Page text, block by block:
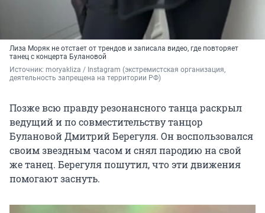
Лиза Моряк не отстает от трендов и записала видео, где повторяет
танец с концерта Булановой
Источник: moryakliza / Instagram (экстремистская организация,
деятельность запрещена на территории РФ)
Позже всю правду резонансного танца раскрыл
ведущий и по совместительству танцор
Булановой Дмитрий Берегуля. Он воспользовался
своим звездным часом и снял пародию на свой
же танец. Берегуля пошутил, что эти движения
помогают заснуть.